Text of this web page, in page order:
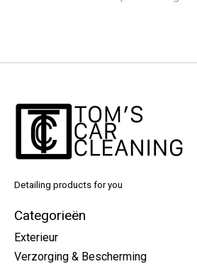
Detailing products for you
Categorieën
Exterieur
Verzorging & Bescherming